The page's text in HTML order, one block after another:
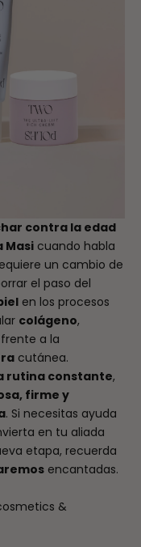
contra la edad
Masi cuando habla
un cambio de
el paso del
en los procesos
colágeno,
a la
cutánea.
rutina constante,
firme y
. Si necesitas ayuda
en tu aliada
etapa, recuerda
encantadas.
&